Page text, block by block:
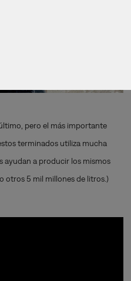
pero el más importante
terminados utiliza mucha
ayudan a producir los mismos
otros 5 mil millones de litros.)